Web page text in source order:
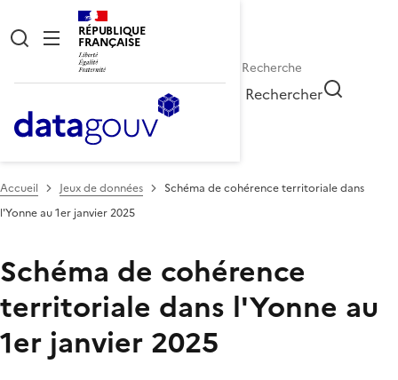
RÉPUBLIQUE
FRANÇAISE
Rechercher
Accueil Jeux de données
Schéma de cohérence territoriale dans
l'Yonne au 1er janvier 2025
Schéma de cohérence
territoriale dans l'Yonne au
1er janvier 2025